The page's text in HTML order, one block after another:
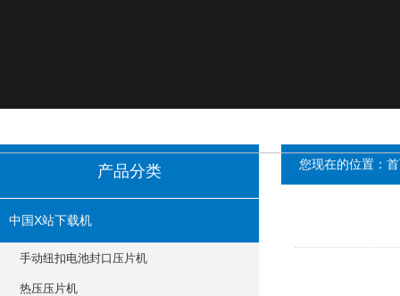
产品分类
中国X站下载机
手动纽扣电池封口压片机
热压压片机
您现在的位置：